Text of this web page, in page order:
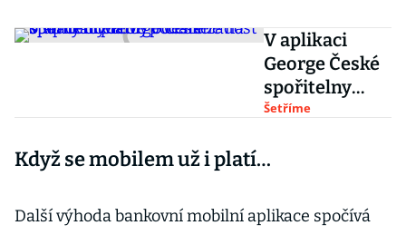
V aplikaci
George České
spořitelny
nově podáte
vrácení platby
špatný účet
Šetříme
Když se mobilem už i platí…
Další výhoda bankovní mobilní aplikace spočívá